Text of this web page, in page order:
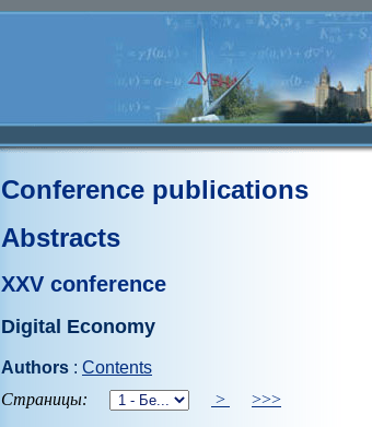
Conference publications
Abstracts
XXV conference
Digital Economy
Authors : Contents
Страницы:
> >>>